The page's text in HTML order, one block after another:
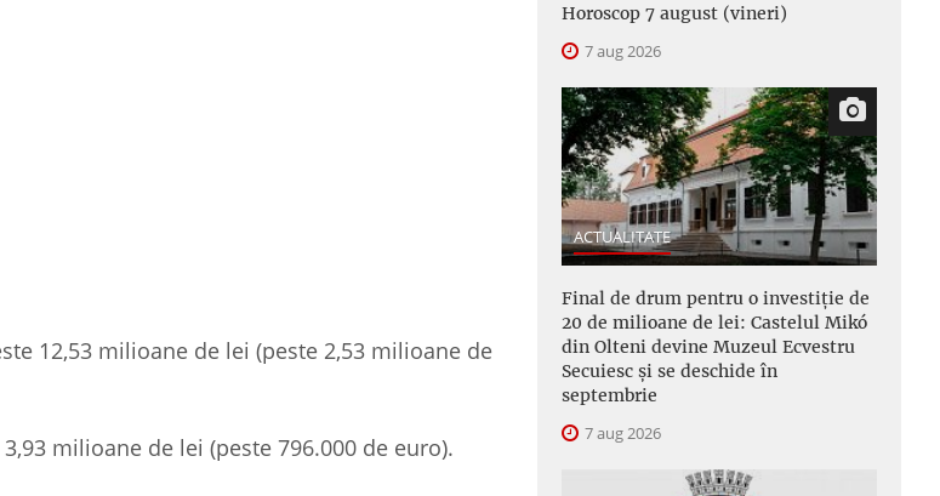
12,53 milioane de lei (peste 2,53 milioane de
milioane de lei (peste 796.000 de euro).
Horoscop 7 august (vineri)
7 aug 2026
ACTUALITATE
Final de drum pentru o investiție de
20 de milioane de lei: Castelul Mikó
din Olteni devine Muzeul Ecvestru
Secuiesc și se deschide în
septembrie
7 aug 2026